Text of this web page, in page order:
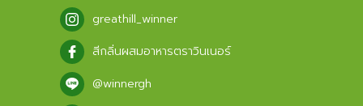
greathill_winner
สีกลิ่นผสมอาหารตราวินเนอร์
@winnergh